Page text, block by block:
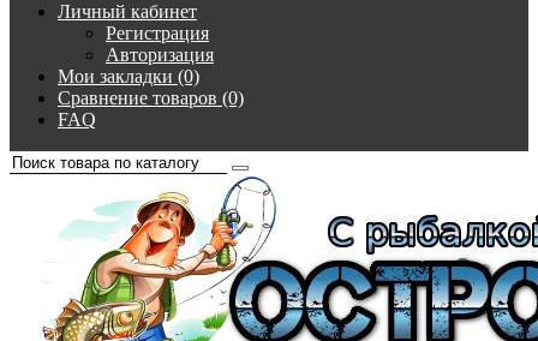
Личный кабинет
Регистрация
Авторизация
Мои закладки (0)
Сравнение товаров (0)
FAQ